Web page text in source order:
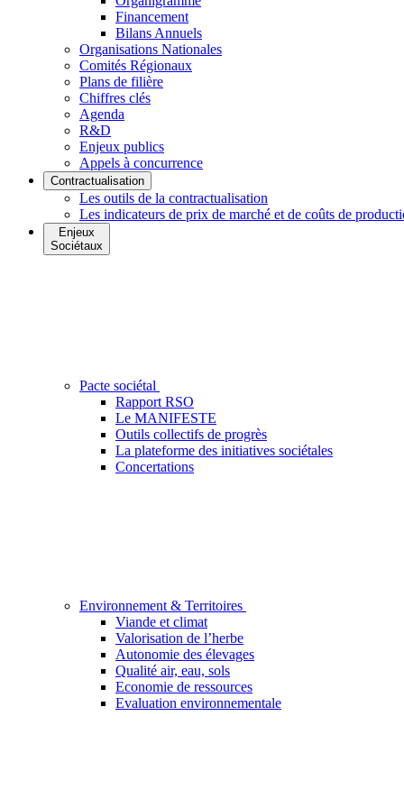
Financement
Bilans Annuels
Organisations Nationales
Comités Régionaux
Plans de filière
Chiffres clés
Agenda
R&D
Enjeux publics
Appels à concurrence
Contractualisation
Les outils de la contractualisation
Les indicateurs de prix de marché et de coûts de
Enjeux
Sociétaux
Pacte sociétal
Rapport RSO
Le MANIFESTE
Outils collectifs de progrès
La plateforme des initiatives sociétales
Concertations
Environnement & Territoires
Viande et climat
Valorisation de l’herbe
Autonomie des élevages
Qualité air, eau, sols
Economie de ressources
Evaluation environnementale